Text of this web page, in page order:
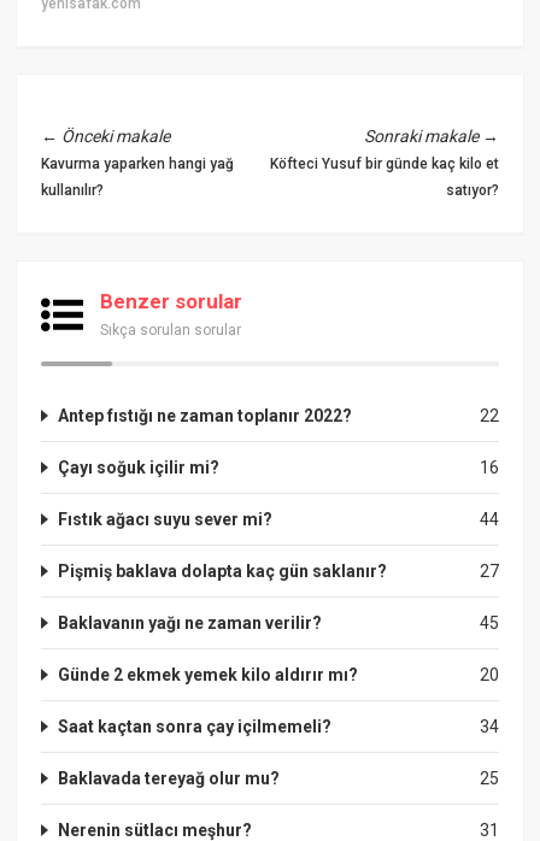
← Önceki makale
Kavurma yaparken hangi yağ
kullanılır?
Sonraki makale→
Köfteci Yusuf bir günde kaç kilo et
satıyor?
Benzer sorular
Sıkça sorulan sorular
22
Antep fıstığı ne zaman toplanır 2022?
16
Çayı soğuk içilir mi?
44
Fıstık ağacı suyu sever mi?
27
Pişmiş baklava dolapta kaç gün saklanır?
45
Baklavanın yağı ne zaman verilir?
20
Günde 2 ekmek yemek kilo aldırır mı?
34
Saat kaçtan sonra çay içilmemeli?
25
Baklavada tereyağ olur mu?
31
Nerenin sütlacı meşhur?